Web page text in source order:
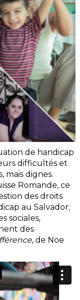
de handicap
difficultés et
mais dignes.
Romande, ce
des droits
au Salvador;
sociales,
des
, de Noe